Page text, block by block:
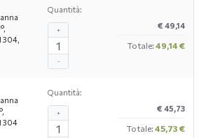
304,
Quantità:
-
+ € 49,14
Totale: 49,14 €
304
Quantità:
+ € 45,73
Totale: 45,73 €